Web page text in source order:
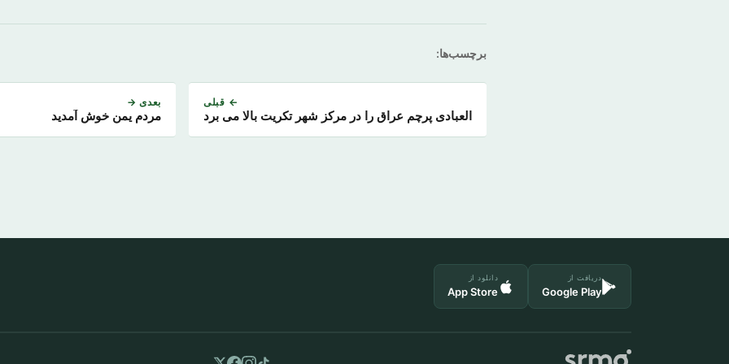
برچسب‌ها:
← قبلی
العبادی پرچم عراق را در مرکز شهر تکریت بالا می برد
بعدی →
مردم یمن خوش آمدید
دریافت از
Google Play
دانلود از
App Store